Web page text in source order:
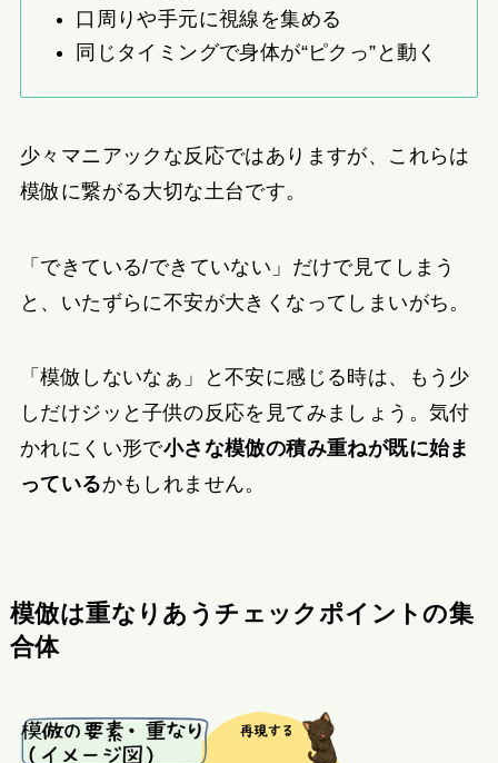
口周りや手元に視線を集める
同じタイミングで身体が“ピクっ”と動く
少々マニアックな反応ではありますが、これらは
模倣に繋がる大切な土台です。
「できている/できていない」だけで見てしまう
と、いたずらに不安が大きくなってしまいがち。
「模倣しないなぁ」と不安に感じる時は、もう少
しだけジッと子供の反応を見てみましょう。気付
かれにくい形で小さな模倣の積み重ねが既に始ま
っているかもしれません。
模倣は重なりあうチェックポイントの集
合体